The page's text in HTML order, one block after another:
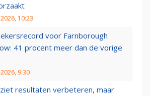
10:23
voor Farnborough
41 procent meer dan de vorige
9:30
resultaten verbeteren, maar